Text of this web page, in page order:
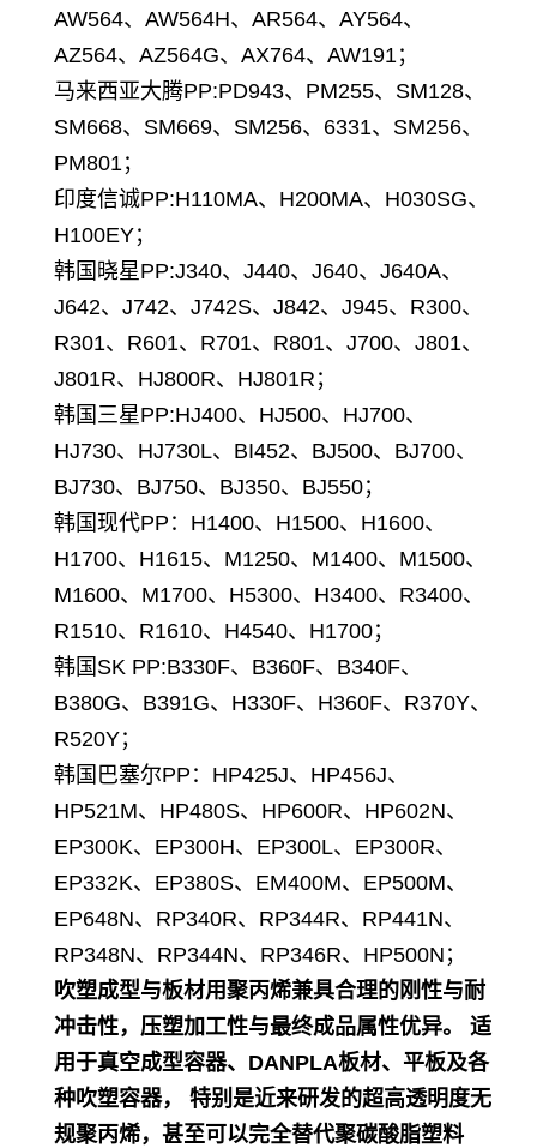
AW564、AW564H、AR564、AY564、
AZ564、AZ564G、AX764、AW191；
马来西亚大腾PP:PD943、PM255、SM128、
SM668、SM669、SM256、6331、SM256、
PM801；
印度信诚PP:H110MA、H200MA、H030SG、
H100EY；
韩国晓星PP:J340、J440、J640、J640A、
J642、J742、J742S、J842、J945、R300、
R301、R601、R701、R801、J700、J801、
J801R、HJ800R、HJ801R；
韩国三星PP:HJ400、HJ500、HJ700、
HJ730、HJ730L、BI452、BJ500、BJ700、
BJ730、BJ750、BJ350、BJ550；
韩国现代PP：H1400、H1500、H1600、
H1700、H1615、M1250、M1400、M1500、
M1600、M1700、H5300、H3400、R3400、
R1510、R1610、H4540、H1700；
韩国SK PP:B330F、B360F、B340F、
B380G、B391G、H330F、H360F、R370Y、
R520Y；
韩国巴塞尔PP：HP425J、HP456J、
HP521M、HP480S、HP600R、HP602N、
EP300K、EP300H、EP300L、EP300R、
EP332K、EP380S、EM400M、EP500M、
EP648N、RP340R、RP344R、RP441N、
RP348N、RP344N、RP346R、HP500N；
吹塑成型与板材用聚丙烯兼具合理的刚性与耐
冲击性，压塑加工性与最终成品属性优异。 适
用于真空成型容器、DANPLA板材、平板及各
种吹塑容器， 特别是近来研发的超高透明度无
规聚丙烯，甚至可以完全替代聚碳酸脂塑料